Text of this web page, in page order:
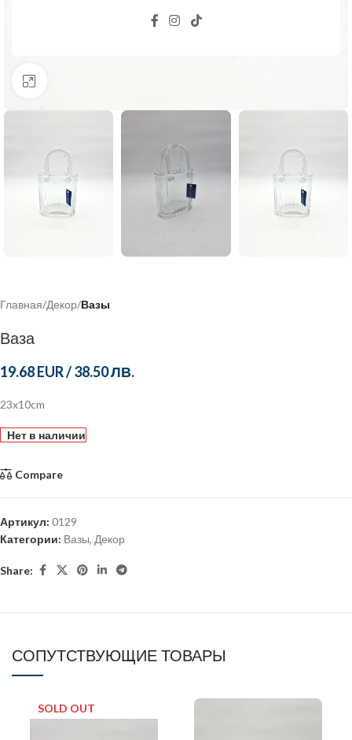
Главная Декор Вазы
Ваза
19.68 EUR/38.50 ЛВ.
23x10cm
Нет в наличии
Compare
Артикул: 0129
Категории: Вазы, Декор
Share:
СОПУТСТВУЮЩИЕ ТОВАРЫ
SOLD OUT